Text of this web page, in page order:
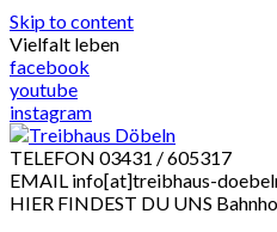
Skip to content
Vielfalt leben
facebook
youtube
instagram
TELEFON 03431 / 605317
EMAIL info[at]treibhaus-
HIER FINDEST DU UNS